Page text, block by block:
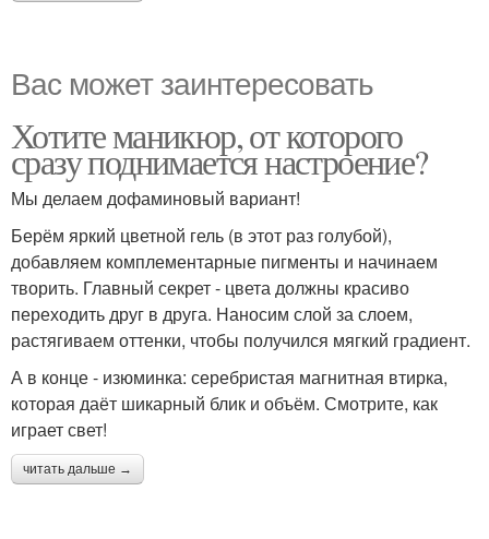
Вас может заинтересовать
Хотите маникюр, от которого
сразу поднимается настроение?
Мы делаем дофаминовый вариант!
Берём яркий цветной гель (в этот раз голубой),
добавляем комплементарные пигменты и начинаем
творить. Главный секрет - цвета должны красиво
переходить друг в друга. Наносим слой за слоем,
растягиваем оттенки, чтобы получился мягкий градиент.
А в конце - изюминка: серебристая магнитная втирка,
которая даёт шикарный блик и объём. Смотрите, как
играет свет!
читать дальше →